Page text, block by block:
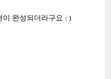
이 완성되더라구요 : )